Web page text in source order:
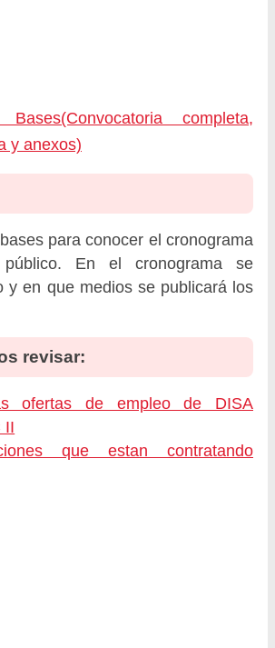
completa,
y anexos)
para conocer el cronograma
En el cronograma se
y en que medios se publicará los
revisar:
ofertas de empleo de DISA
II
que estan contratando